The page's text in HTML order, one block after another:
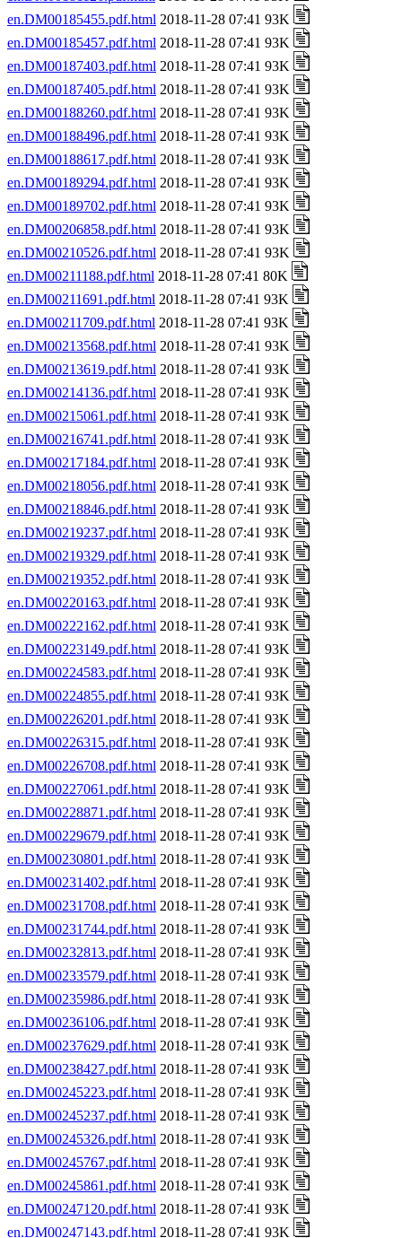
en.DM00185455.pdf.html 2018-11-28 07:41 93K
en.DM00185457.pdf.html 2018-11-28 07:41 93K
en.DM00187403.pdf.html 2018-11-28 07:41 93K
en.DM00187405.pdf.html 2018-11-28 07:41 93K
en.DM00188260.pdf.html 2018-11-28 07:41 93K
en.DM00188496.pdf.html 2018-11-28 07:41 93K
en.DM00188617.pdf.html 2018-11-28 07:41 93K
en.DM00189294.pdf.html 2018-11-28 07:41 93K
en.DM00189702.pdf.html 2018-11-28 07:41 93K
en.DM00206858.pdf.html 2018-11-28 07:41 93K
en.DM00210526.pdf.html 2018-11-28 07:41 93K
en.DM00211188.pdf.html 2018-11-28 07:41 80K
en.DM00211691.pdf.html 2018-11-28 07:41 93K
en.DM00211709.pdf.html 2018-11-28 07:41 93K
en.DM00213568.pdf.html 2018-11-28 07:41 93K
en.DM00213619.pdf.html 2018-11-28 07:41 93K
en.DM00214136.pdf.html 2018-11-28 07:41 93K
en.DM00215061.pdf.html 2018-11-28 07:41 93K
en.DM00216741.pdf.html 2018-11-28 07:41 93K
en.DM00217184.pdf.html 2018-11-28 07:41 93K
en.DM00218056.pdf.html 2018-11-28 07:41 93K
en.DM00218846.pdf.html 2018-11-28 07:41 93K
en.DM00219237.pdf.html 2018-11-28 07:41 93K
en.DM00219329.pdf.html 2018-11-28 07:41 93K
en.DM00219352.pdf.html 2018-11-28 07:41 93K
en.DM00220163.pdf.html 2018-11-28 07:41 93K
en.DM00222162.pdf.html 2018-11-28 07:41 93K
en.DM00223149.pdf.html 2018-11-28 07:41 93K
en.DM00224583.pdf.html 2018-11-28 07:41 93K
en.DM00224855.pdf.html 2018-11-28 07:41 93K
en.DM00226201.pdf.html 2018-11-28 07:41 93K
en.DM00226315.pdf.html 2018-11-28 07:41 93K
en.DM00226708.pdf.html 2018-11-28 07:41 93K
en.DM00227061.pdf.html 2018-11-28 07:41 93K
en.DM00228871.pdf.html 2018-11-28 07:41 93K
en.DM00229679.pdf.html 2018-11-28 07:41 93K
en.DM00230801.pdf.html 2018-11-28 07:41 93K
en.DM00231402.pdf.html 2018-11-28 07:41 93K
en.DM00231708.pdf.html 2018-11-28 07:41 93K
en.DM00231744.pdf.html 2018-11-28 07:41 93K
en.DM00232813.pdf.html 2018-11-28 07:41 93K
en.DM00233579.pdf.html 2018-11-28 07:41 93K
en.DM00235986.pdf.html 2018-11-28 07:41 93K
en.DM00236106.pdf.html 2018-11-28 07:41 93K
en.DM00237629.pdf.html 2018-11-28 07:41 93K
en.DM00238427.pdf.html 2018-11-28 07:41 93K
en.DM00245223.pdf.html 2018-11-28 07:41 93K
en.DM00245237.pdf.html 2018-11-28 07:41 93K
en.DM00245326.pdf.html 2018-11-28 07:41 93K
en.DM00245767.pdf.html 2018-11-28 07:41 93K
en.DM00245861.pdf.html 2018-11-28 07:41 93K
en.DM00247120.pdf.html 2018-11-28 07:41 93K
en.DM00247143.pdf.html 2018-11-28 07:41 93K